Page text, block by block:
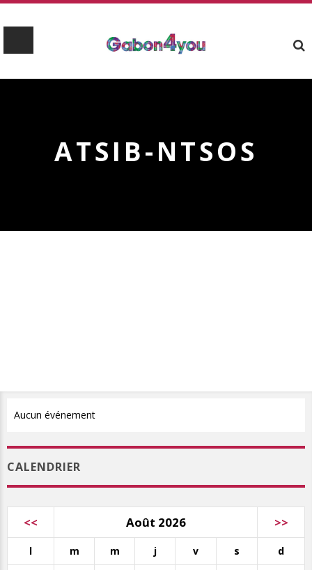
ATSIB-NTSOS
Aucun événement
CALENDRIER
<< Août 2026 >>
l m m j v s d